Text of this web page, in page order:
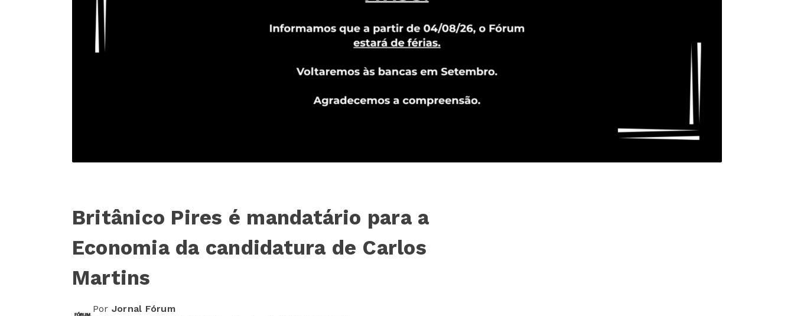
Britânico Pires é mandatário para a
Economia da candidatura de Carlos
Martins
Por Jornal Fórum